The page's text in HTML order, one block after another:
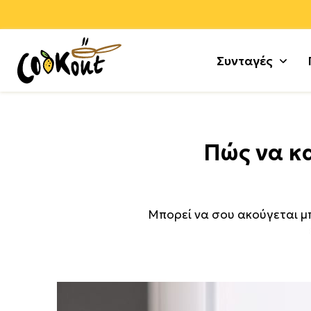
Συνταγές
Μους
Πώς να
Μπορεί να σου ακούγεται